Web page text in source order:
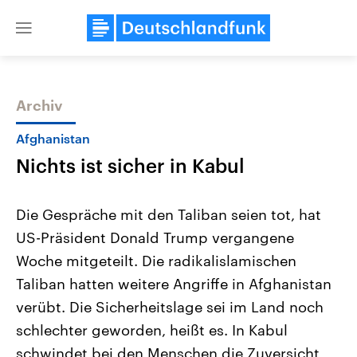
Close
Themen
Landtagswahl Sachsen-Anhalt
2026
Alle Informationen
Sachsen-Anhalt wählt am 6.
September 2026 einen neuen
Landtag. Seit 2021 wird das
Bundesland von einer Koalition aus
USA
Aktuelle Beiträge,
Hintergründe
Wirtschaftlich und
gehören die Vereinigten
mit großem Einfluss auf
Archiv
Afghanistan
Nichts ist sicher in Kabul
Die Gespräche mit den Taliban seien tot, hat
US-Präsident Donald Trump vergangene
Woche mitgeteilt. Die radikalislamischen
Taliban hatten weitere Angriffe in Afghanistan
verübt. Die Sicherheitslage sei im Land noch
schlechter geworden, heißt es. In Kabul
schwindet bei den Menschen die Zuversicht